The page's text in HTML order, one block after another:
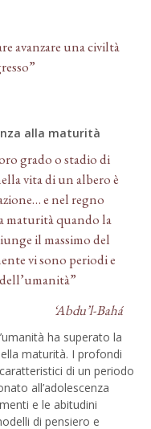
avanzare una civiltà
alla maturità
grado o stadio di
vita di un albero è
e nel regno
maturità quando la
il massimo del
vi sono periodi e
‘Abdu’l-Bahá
ha superato la
maturità. I profondi
di un periodo
all’adolescenza
e le abitudini
di pensiero e